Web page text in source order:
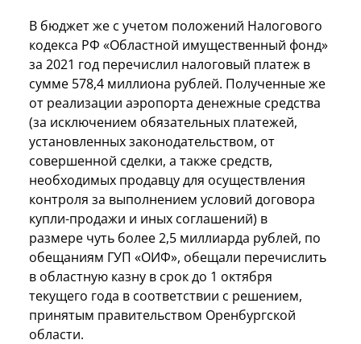
В бюджет же с учетом положений Налогового
кодекса РФ «Областной имущественный фонд»
за 2021 год перечислил налоговый платеж в
сумме 578,4 миллиона рублей. Полученные же
от реализации аэропорта денежные средства
(за исключением обязательных платежей,
установленных законодательством, от
совершенной сделки, а также средств,
необходимых продавцу для осуществления
контроля за выполнением условий договора
купли-продажи и иных соглашений) в
размере чуть более 2,5 миллиарда рублей, по
обещаниям ГУП «ОИФ», обещали перечислить
в областную казну в срок до 1 октября
текущего года в соответствии с решением,
принятым правительством Оренбургской
области.